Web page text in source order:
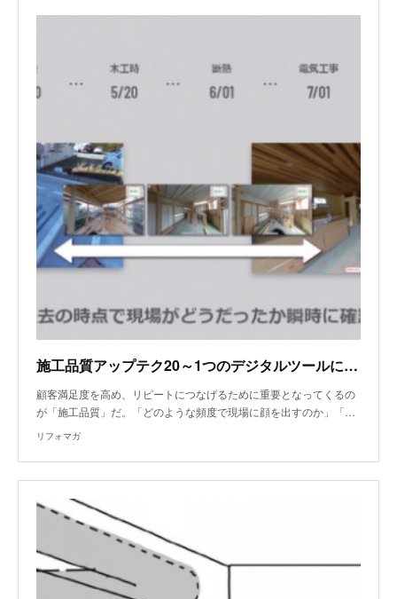
施工品質アップテク20～1つのデジタルツールに慣れた職人は複数ツールを使い始める
顧客満足度を高め、リピートにつなげるために重要となってくるの
が「施工品質」だ。「どのような頻度で現場に顔を出すのか」「…
リフォマガ